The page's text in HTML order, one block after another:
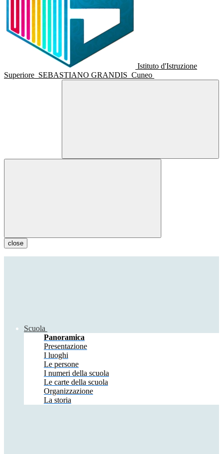
Istituto d'Istruzione
Superiore SEBASTIANO GRANDIS Cuneo
close
Scuola
Panoramica
Presentazione
I luoghi
Le persone
I numeri della scuola
Le carte della scuola
Organizzazione
La storia